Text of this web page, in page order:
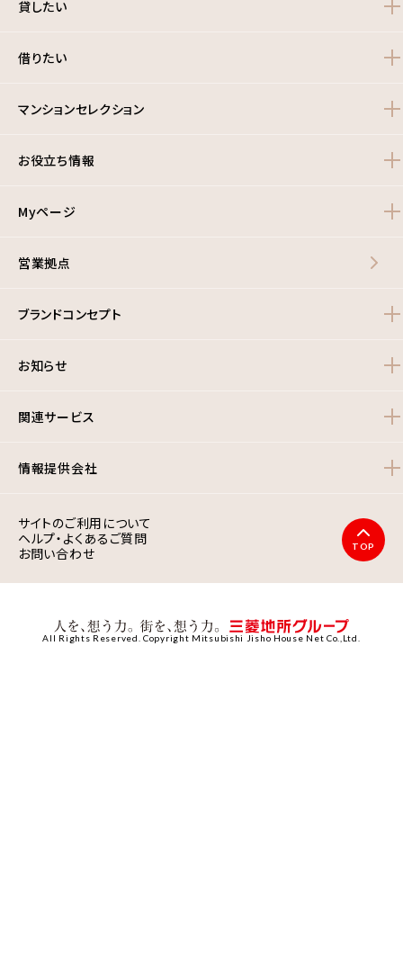
貸したい
借りたい
マンションセレクション
お役立ち情報
Myページ
営業拠点
ブランドコンセプト
お知らせ
関連サービス
情報提供会社
サイトのご利用について
ヘルプ・よくあるご質問
お問い合わせ
TOP
All Rights Reserved. Copyright Mitsubishi Jisho House Net Co.,Ltd.